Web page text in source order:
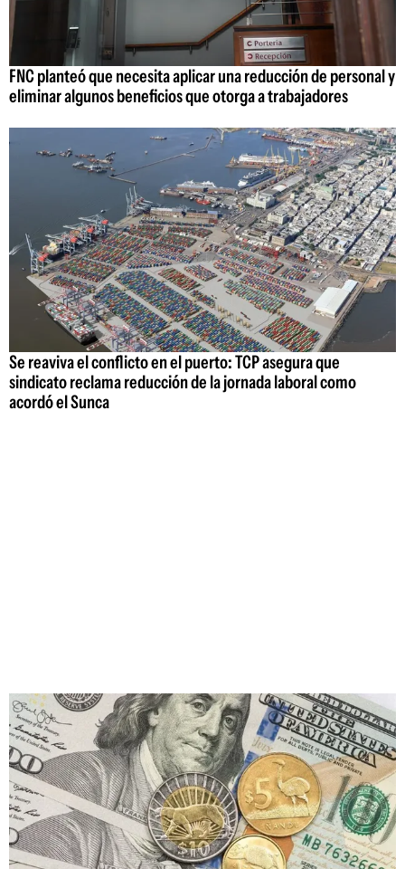
FNC planteó que necesita aplicar una reducción de personal y
eliminar algunos beneficios que otorga a trabajadores
Se reaviva el conflicto en el puerto: TCP asegura que
sindicato reclama reducción de la jornada laboral como
acordó el Sunca